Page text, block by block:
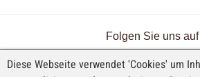
Folgen Sie uns auf
Diese Webseite verwendet 'Cookies' um